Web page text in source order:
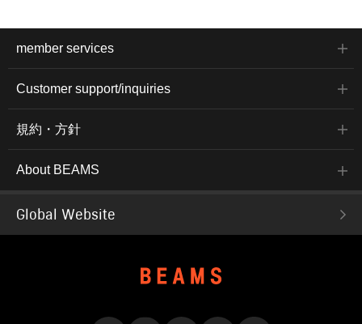
member services
Customer support/inquiries
規約・方針
About BEAMS
Global Website